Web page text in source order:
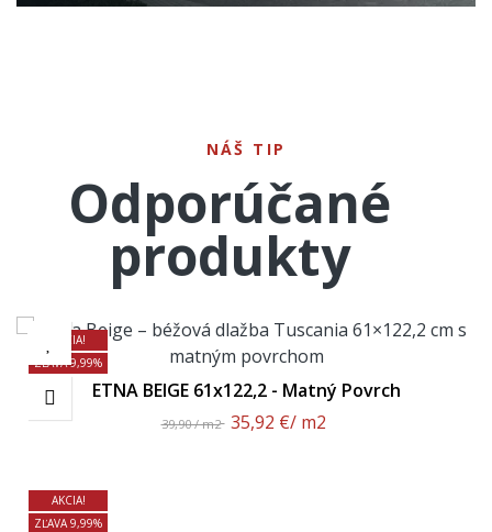
NÁŠ TIP
Odporúčané
produkty
AKCIA!
ZĽAVA 9,99%
ETNA BEIGE 61x122,2 - Matný Povrch
39,90 / m2 35,92 €/ m2
AKCIA!
ZĽAVA 9,99%